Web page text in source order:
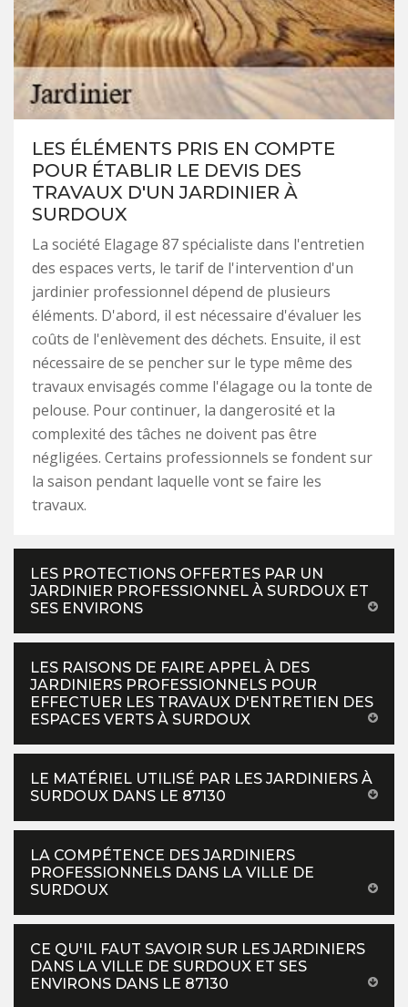
LES ÉLÉMENTS PRIS EN COMPTE
POUR ÉTABLIR LE DEVIS DES
TRAVAUX D'UN JARDINIER À
SURDOUX
La société Elagage 87 spécialiste dans l'entretien
des espaces verts, le tarif de l'intervention d'un
jardinier professionnel dépend de plusieurs
éléments. D'abord, il est nécessaire d'évaluer les
coûts de l'enlèvement des déchets. Ensuite, il est
nécessaire de se pencher sur le type même des
travaux envisagés comme l'élagage ou la tonte de
pelouse. Pour continuer, la dangerosité et la
complexité des tâches ne doivent pas être
négligées. Certains professionnels se fondent sur
la saison pendant laquelle vont se faire les
travaux.
LES PROTECTIONS OFFERTES PAR UN
JARDINIER PROFESSIONNEL À SURDOUX ET
SES ENVIRONS
LES RAISONS DE FAIRE APPEL À DES
JARDINIERS PROFESSIONNELS POUR
EFFECTUER LES TRAVAUX D'ENTRETIEN DES
ESPACES VERTS À SURDOUX
LE MATÉRIEL UTILISÉ PAR LES JARDINIERS À
SURDOUX DANS LE 87130
LA COMPÉTENCE DES JARDINIERS
PROFESSIONNELS DANS LA VILLE DE
SURDOUX
CE QU'IL FAUT SAVOIR SUR LES JARDINIERS
DANS LA VILLE DE SURDOUX ET SES
ENVIRONS DANS LE 87130